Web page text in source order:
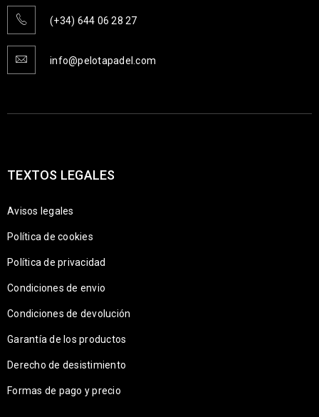
(+34) 644 06 28 27
info@pelotapadel.com
TEXTOS LEGALES
Avisos legales
Política de cookies
Política de privacidad
Condiciones de envio
Condiciones de devolución
Garantía de los productos
Derecho de desistimiento
Formas de pago y precio